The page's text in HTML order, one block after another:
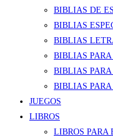
BIBLIAS DE
BIBLIAS
BIBLIAS
BIBLIAS PARA
BIBLIAS PARA
BIBLIAS PARA
JUEGOS
LIBROS
LIBROS PARA